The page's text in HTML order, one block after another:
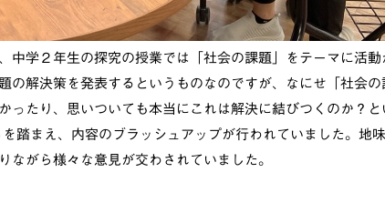
中学２年生の探究の授業では「社会の課題」をテーマに活
の解決策を発表するというものなのですが、なにせ「社会
ったり、思いついても本当にこれは解決に結びつくのか？と
踏まえ、内容のブラッシュアップが行われていました。地
ながら様々な意見が交わされていました。